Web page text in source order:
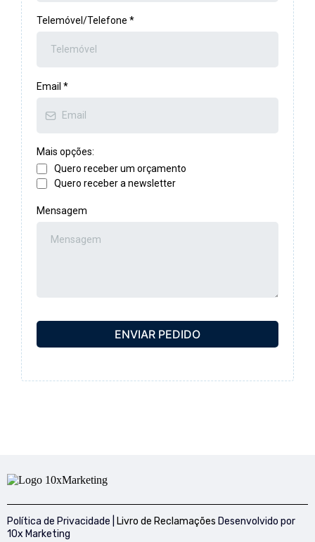
Telemóvel/Telefone *
Email *
Mais opções:
Quero receber um orçamento
Quero receber a newsletter
Mensagem
ENVIAR PEDIDO
Política de Privacidade Livro de Reclamações Desenvolvido por
10x Marketing